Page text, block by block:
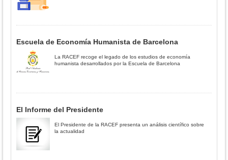
Escuela de Economía Humanista de Barcelona
La RACEF recoge el legado de los estudios de economía
humanista desarrollados por la Escuela de Barcelona
El Informe del Presidente
El Presidente de la RACEF presenta un análisis científico sobre
la actualidad